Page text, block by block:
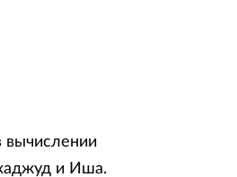
вычислении
и Иша.